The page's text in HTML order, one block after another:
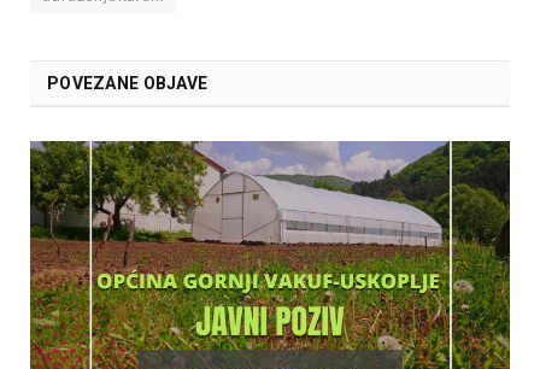
POVEZANE OBJAVE